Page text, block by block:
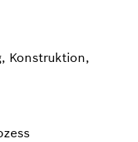
Konstruktion,